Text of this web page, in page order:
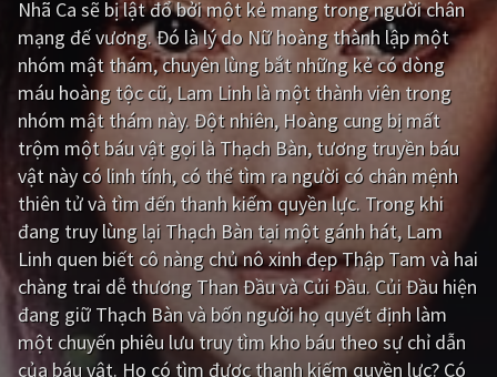
Giật gân Gia đình
Bí ẩn Lịch sử
Viễn Tây Tiểu sử
GameShow DramaTV
QUỐC GIA
Âu - Mỹ Trung Quốc - Hồng Kông
Hàn Quốc Nhật Bản
Ấn Độ Việt Nam
Nhã Ca sẽ bị lật đổ bởi một kẻ mang trong người chân
mạng đế vương. Đó là lý do Nữ hoàng thành lập một
nhóm mật thám, chuyên lùng bắt những kẻ có dòng
máu hoàng tộc cũ, Lam Linh là một thành viên trong
nhóm mật thám này. Đột nhiên, Hoàng cung bị mất
trộm một báu vật gọi là Thạch Bàn, tương truyền báu
vật này có linh tính, có thể tìm ra người có chân mệnh
thiên tử và tìm đến thanh kiếm quyền lực. Trong khi
đang truy lùng lại Thạch Bàn tại một gánh hát, Lam
Linh quen biết cô nàng chủ nô xinh đẹp Thập Tam và hai
chàng trai dễ thương Than Đầu và Củi Đầu. Củi Đầu hiện
đang giữ Thạch Bàn và bốn người họ quyết định làm
một chuyến phiêu lưu truy tìm kho báu theo sự chỉ dẫn
của báu vật. Họ có tìm được thanh kiếm quyền lực? Có